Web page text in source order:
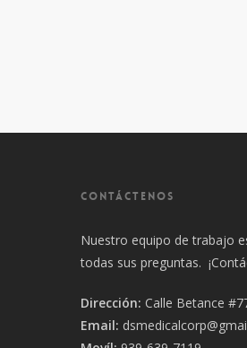
CONTÁCTENOS
Nuestro equipo de trabajo
todas sus preguntas.
Dirección: Calle Betance
Email: